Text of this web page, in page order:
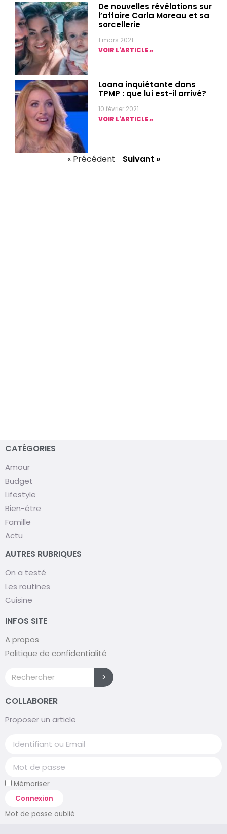
De nouvelles révélations sur
l’affaire Carla Moreau et sa
sorcellerie
1 mars 2021
VOIR L'ARTICLE »
Loana inquiétante dans
TPMP : que lui est-il arrivé?
10 février 2021
VOIR L'ARTICLE »
« Précédent Suivant »
CATÉGORIES
Amour
Budget
Lifestyle
Bien-être
Famille
Actu
AUTRES RUBRIQUES
On a testé
Les routines
Cuisine
INFOS SITE
A propos
Politique de confidentialité
>
COLLABORER
Proposer un article
Mémoriser
Connexion
Mot de passe oublié